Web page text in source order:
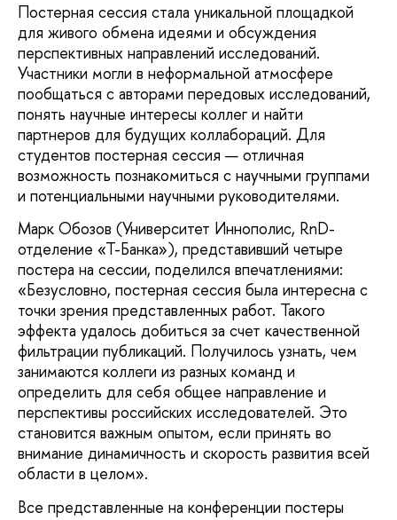
Постерная сессия стала уникальной площадкой
для живого обмена идеями и обсуждения
перспективных направлений исследований.
Участники могли в неформальной атмосфере
пообщаться с авторами передовых исследований,
понять научные интересы коллег и найти
партнеров для будущих коллабораций. Для
студентов постерная сессия — отличная
возможность познакомиться с научными группами
и потенциальными научными руководителями.
Марк Обозов (Университет Иннополис, RnD-
отделение «Т-Банка»), представивший четыре
постера на сессии, поделился впечатлениями:
«Безусловно, постерная сессия была интересна с
точки зрения представленных работ. Такого
эффекта удалось добиться за счет качественной
фильтрации публикаций. Получилось узнать, чем
занимаются коллеги из разных команд и
определить для себя общее направление и
перспективы российских исследователей. Это
становится важным опытом, если принять во
внимание динамичность и скорость развития всей
области в целом».
Все представленные на конференции постеры